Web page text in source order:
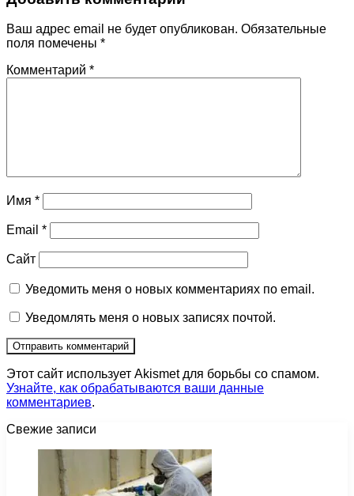
Ваш адрес email не будет опубликован. Обязательные
поля помечены *
Комментарий *
Имя *
Email *
Сайт
Уведомить меня о новых комментариях по email.
Уведомлять меня о новых записях почтой.
Этот сайт использует Akismet для борьбы со спамом.
Узнайте, как обрабатываются ваши данные
комментариев.
Свежие записи